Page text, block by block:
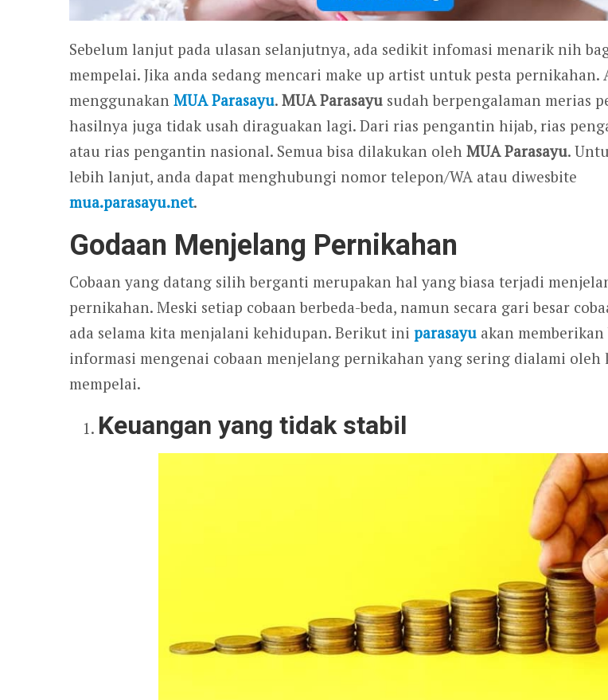
Sebelum lanjut pada ulasan selanjutnya, ada sedikit infomasi menarik nih
mempelai. Jika anda sedang mencari make up artist untuk pesta pernikahan.
menggunakan MUA Parasayu. MUA Parasayu sudah berpengalaman merias
hasilnya juga tidak usah diraguakan lagi. Dari rias pengantin hijab, rias
atau rias pengantin nasional. Semua bisa dilakukan oleh MUA Parasayu.
lebih lanjut, anda dapat menghubungi nomor telepon/WA atau diwesbite
mua.parasayu.net.
Godaan Menjelang Pernikahan
Cobaan yang datang silih berganti merupakan hal yang biasa terjadi
pernikahan. Meski setiap cobaan berbeda-beda, namun secara gari besar
ada selama kita menjalani kehidupan. Berikut ini parasayu akan memberikan
informasi mengenai cobaan menjelang pernikahan yang sering dialami oleh
mempelai.
Keuangan yang tidak stabil